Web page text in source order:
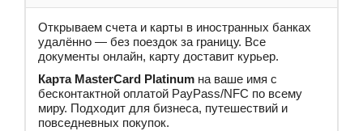
Открываем счета и карты в иностранных банках
удалённо — без поездок за границу. Все
документы онлайн, карту доставит курьер.
Карта MasterCard Platinum на ваше имя с
бесконтактной оплатой PayPass/NFC по всему
миру. Подходит для бизнеса, путешествий и
повседневных покупок.